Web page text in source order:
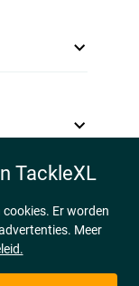
TackleXL
Er worden
Meer